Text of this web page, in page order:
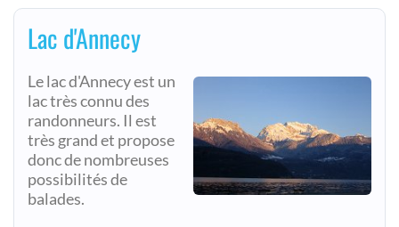
Lac d'Annecy
Le lac d'Annecy est un
lac très connu des
randonneurs. Il est
très grand et propose
donc de nombreuses
possibilités de
balades.